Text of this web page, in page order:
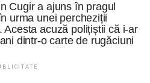
Cugir a ajuns în pragul
urma unei percheziții
Acesta acuză polițiștii că i-ar
dintr-o carte de rugăciuni